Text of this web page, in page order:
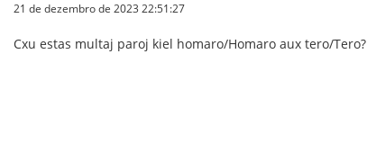
21 de dezembro de 2023 22:51:27
Cxu estas multaj paroj kiel homaro/Homaro aux tero/Tero?